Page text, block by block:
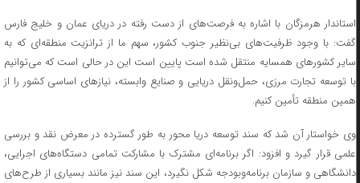
استاندار هرمزگان با اشاره به فرصت‌های از دست رفته در دریای عمان و خلیج فارس
گفت: با وجود ظرفیت‌های بی‌نظیر جنوب کشور، سهم ما از ترانزیت منطقه‌ای که به
سایر کشورهای همسایه منتقل شده است پایین است این در حالی است که می‌توانیم
با توسعه تجارت مرزی، حمل‌ونقل دریایی و صنایع وابسته، نیازهای اساسی کشور را از
همین منطقه تأمین کنیم.
وی خواستار آن شد که سند توسعه دریا محور به طور گسترده در معرض نقد و بررسی
علمی قرار گیرد و افزود: اگر برنامه‌ای مشترک با مشارکت تمامی دستگاه‌های اجرایی،
دانشگاهی و سازمان برنامه‌وبودجه شکل نگیرد، این سند نیز مانند بسیاری از طرح‌های